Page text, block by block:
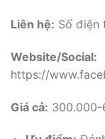
Liên hệ: Số điện
Website/Social:
https://
Giá cả: 300.000-